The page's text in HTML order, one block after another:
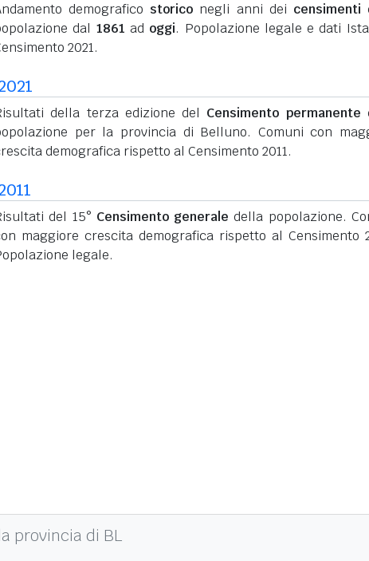
demografico storico negli anni dei censimenti
dal 1861 ad oggi. Popolazione legale e dati
2021.
della terza edizione del Censimento permanente
per la provincia di Belluno. Comuni con
demografica rispetto al Censimento 2011.
del 15° Censimento generale della popolazione.
maggiore crescita demografica rispetto al Censimento
legale.
provincia di BL